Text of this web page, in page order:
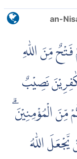
an-
مِّنَ اللّٰهِ
نَصِيْبٌ
مِّنَ الْمُؤْمِنِيْنَ
يَّجْعَلَ اللّٰهُ